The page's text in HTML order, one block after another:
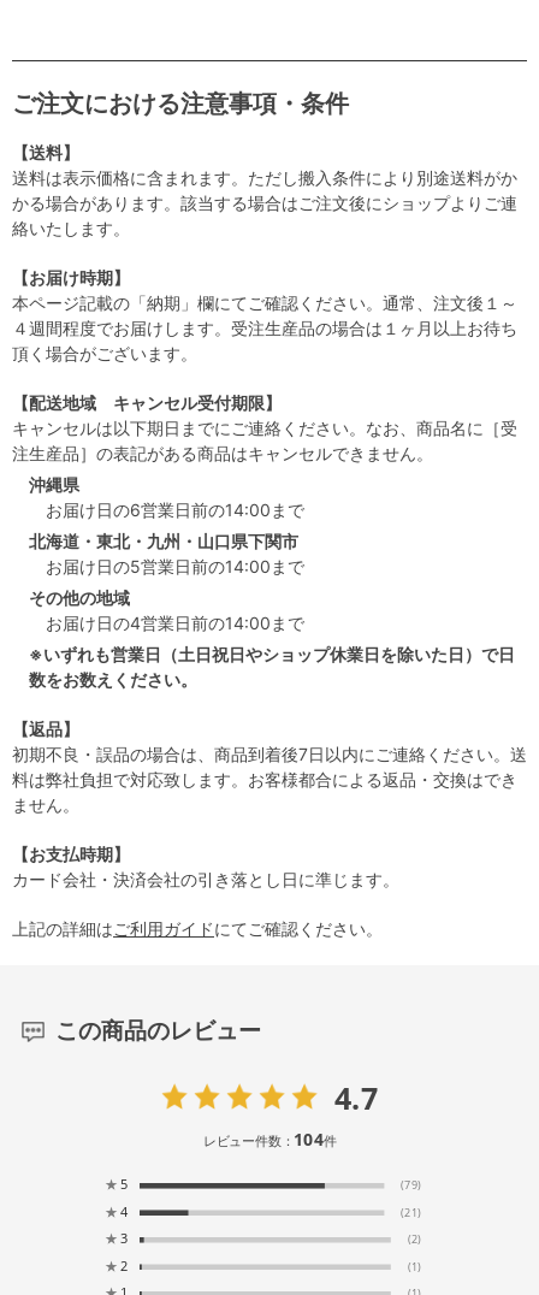
ご注文における注意事項・条件
【送料】
送料は表示価格に含まれます。ただし搬入条件により別途送料がか
かる場合があります。該当する場合はご注文後にショップよりご連
絡いたします。
【お届け時期】
本ページ記載の「納期」欄にてご確認ください。通常、注文後１～
４週間程度でお届けします。受注生産品の場合は１ヶ月以上お待ち
頂く場合がございます。
【配送地域 キャンセル受付期限】
キャンセルは以下期日までにご連絡ください。なお、商品名に［受
注生産品］の表記がある商品はキャンセルできません。
沖縄県
お届け日の6営業日前の14:00まで
北海道・東北・九州・山口県下関市
お届け日の5営業日前の14:00まで
その他の地域
お届け日の4営業日前の14:00まで
※いずれも営業日（土日祝日やショップ休業日を除いた日）で日
数をお数えください。
【返品】
初期不良・誤品の場合は、商品到着後7日以内にご連絡ください。送
料は弊社負担で対応致します。お客様都合による返品・交換はでき
ません。
【お支払時期】
カード会社・決済会社の引き落とし日に準じます。
上記の詳細はご利用ガイドにてご確認ください。
この商品のレビュー
4.7
レビュー件数： 104件
★ 5 (79)
★ 4 (21)
★ 3 (2)
★ 2 (1)